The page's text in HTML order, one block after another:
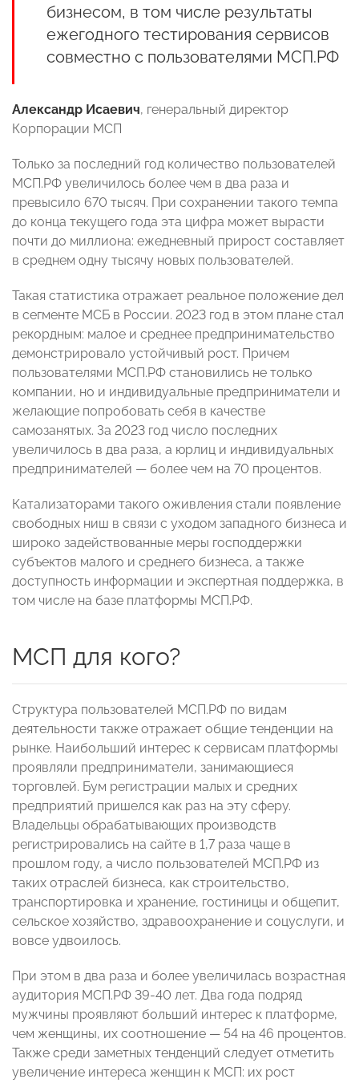
бизнесом, в том числе результаты
ежегодного тестирования сервисов
совместно с пользователями МСП.РФ
Александр Исаевич, генеральный директор
Корпорации МСП
Только за последний год количество пользователей
МСП.РФ увеличилось более чем в два раза и
превысило 670 тысяч. При сохранении такого темпа
до конца текущего года эта цифра может вырасти
почти до миллиона: ежедневный прирост составляет
в среднем одну тысячу новых пользователей.
Такая статистика отражает реальное положение дел
в сегменте МСБ в России. 2023 год в этом плане стал
рекордным: малое и среднее предпринимательство
демонстрировало устойчивый рост. Причем
пользователями МСП.РФ становились не только
компании, но и индивидуальные предприниматели и
желающие попробовать себя в качестве
самозанятых. За 2023 год число последних
увеличилось в два раза, а юрлиц и индивидуальных
предпринимателей — более чем на 70 процентов.
Катализаторами такого оживления стали появление
свободных ниш в связи с уходом западного бизнеса и
широко задействованные меры господдержки
субъектов малого и среднего бизнеса, а также
доступность информации и экспертная поддержка, в
том числе на базе платформы МСП.РФ.
МСП для кого?
Структура пользователей МСП.РФ по видам
деятельности также отражает общие тенденции на
рынке. Наибольший интерес к сервисам платформы
проявляли предприниматели, занимающиеся
торговлей. Бум регистрации малых и средних
предприятий пришелся как раз на эту сферу.
Владельцы обрабатывающих производств
регистрировались на сайте в 1,7 раза чаще в
прошлом году, а число пользователей МСП.РФ из
таких отраслей бизнеса, как строительство,
транспортировка и хранение, гостиницы и общепит,
сельское хозяйство, здравоохранение и соцуслуги, и
вовсе удвоилось.
При этом в два раза и более увеличилась возрастная
аудитория МСП.РФ 39-40 лет. Два года подряд
мужчины проявляют больший интерес к платформе,
чем женщины, их соотношение — 54 на 46 процентов.
Также среди заметных тенденций следует отметить
увеличение интереса женщин к МСП: их рост